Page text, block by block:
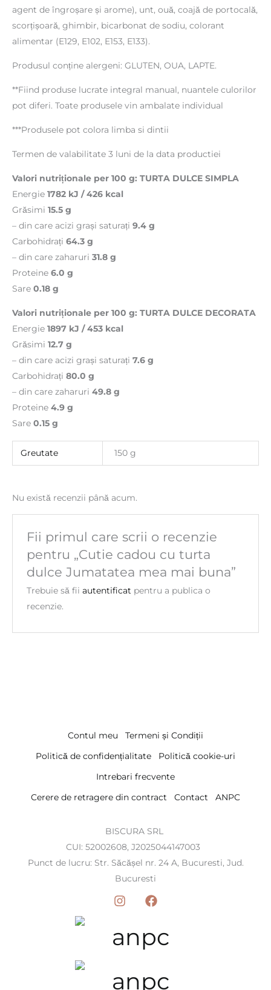
agent de îngroșare și arome), unt, ouă, coajă de portocală,
scorțișoară, ghimbir, bicarbonat de sodiu, colorant
alimentar (E129, E102, E153, E133).
Produsul conține alergeni: GLUTEN, OUA, LAPTE.
**Fiind produse lucrate integral manual, nuantele culorilor
pot diferi. Toate produsele vin ambalate individual
***Produsele pot colora limba si dintii
Termen de valabilitate 3 luni de la data productiei
Valori nutriționale per 100 g: TURTA DULCE SIMPLA
Energie 1782 kJ / 426 kcal
Grăsimi 15.5 g
– din care acizi grași saturați 9.4 g
Carbohidrați 64.3 g
– din care zaharuri 31.8 g
Proteine 6.0 g
Sare 0.18 g
Valori nutriționale per 100 g: TURTA DULCE DECORATA
Energie 1897 kJ / 453 kcal
Grăsimi 12.7 g
– din care acizi grași saturați 7.6 g
Carbohidrați 80.0 g
– din care zaharuri 49.8 g
Proteine 4.9 g
Sare 0.15 g
Greutate 150 g
Nu există recenzii până acum.
Fii primul care scrii o recenzie
pentru „Cutie cadou cu turta
dulce Jumatatea mea mai buna”
Trebuie să fiiautentificat pentru a publica o
recenzie.
Contul meu
Termeni și Condiții
Politică de confidențialitate
Politică cookie-uri
Intrebari frecvente
Cerere de retragere din contract
Contact ANPC
BISCURA SRL
CUI: 52002608, J2025044147003
Punct de lucru: Str. Săcășel nr. 24 A, Bucuresti, Jud.
Bucuresti